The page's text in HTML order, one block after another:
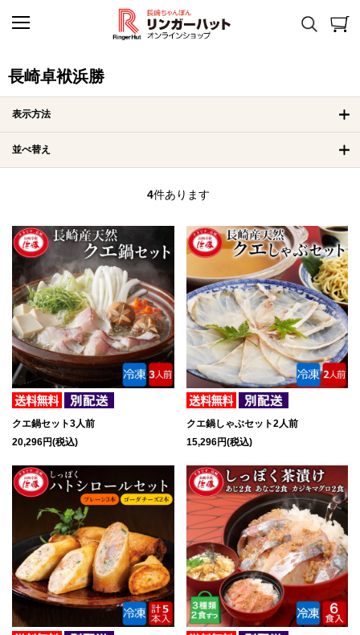
長崎卓袱浜勝
表示方法
並べ替え
4件あります
クエ鍋セット3人前
20,296円(税込)
クエ鍋しゃぶセット2人前
15,296円(税込)